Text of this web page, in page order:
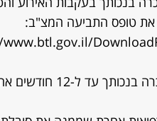
את טופס התביעה המצ"ב: